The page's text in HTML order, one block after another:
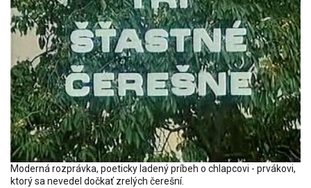
Moderná rozprávka, poeticky ladený príbeh o chlapcovi - prvákovi,
ktorý sa nevedel dočkať zrelých čerešní.